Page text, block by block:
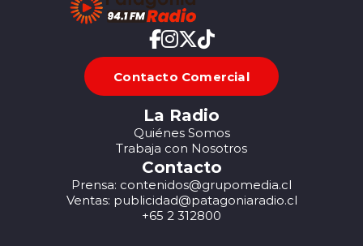
Contacto Comercial
La Radio
Quiénes Somos
Trabaja con Nosotros
Contacto
Prensa: contenidos@grupomedia.cl
Ventas: publicidad@patagoniaradio.cl
+65 2 312800